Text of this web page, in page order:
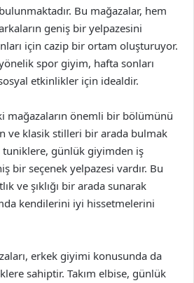
Bu mağazalar, hem
geniş bir yelpazesini
için cazip bir ortam oluşturuyor.
spor giyim, hafta sonları
etkinlikler için idealdir.
mağazaların önemli bir bölümünü
ve klasik stilleri bir arada bulmak
günlük giyimden iş
bir seçenek yelpazesi vardır. Bu
ve şıklığı bir arada sunarak
kendilerini iyi hissetmelerini
erkek giyimi konusunda da
sahiptir. Takım elbise, günlük